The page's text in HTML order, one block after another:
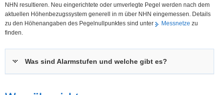
NHN resultieren. Neu eingerichtete oder umverlegte Pegel werden nach dem
aktuellen Höhen­bezugs­system generell in m über NHN eingemessen. Details
zu den Höhenangaben des Pegel­nullpunktes sind unter
Messnetze zu
finden.
Was sind Alarmstufen und welche gibt es?